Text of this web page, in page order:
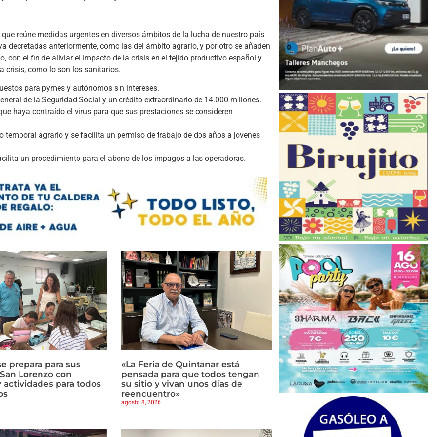
reúne medidas urgentes en diversos ámbitos de la lucha de nuestro país
decretadas anteriormente, como las del ámbito agrario, y por otro se añaden
con el fin de aliviar el impacto de la crisis en el tejido productivo español y
crisis, como lo son los sanitarios.
para pymes y autónomos sin intereses.
de la Seguridad Social y un crédito extraordinario de 14.000 millones.
haya contraído el virus para que sus prestaciones se consideren
temporal agrario y se facilita un permiso de trabajo de dos años a jóvenes
un procedimiento para el abono de los impagos a las operadoras.
prepara para sus
Lorenzo con
actividades para todos
«La Feria de Quintanar está
pensada para que todos tengan
su sitio y vivan unos días de
reencuentro»
agosto 8, 2026